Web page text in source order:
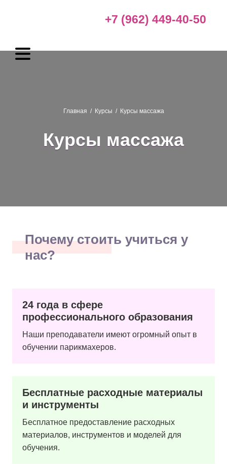
+7 (962) 449-40-50
Главная / Курсы / Курсы массажа
Курсы массажа
Почему стоить учиться у
нас?
24 года в сфере
профессионального образования
Наши преподаватели имеют огромный опыт в
обучении парикмахеров.
Бесплатные расходные материалы
и инструменты
Бесплатное предоставление расходных
материалов, инструментов и моделей для
обучения.